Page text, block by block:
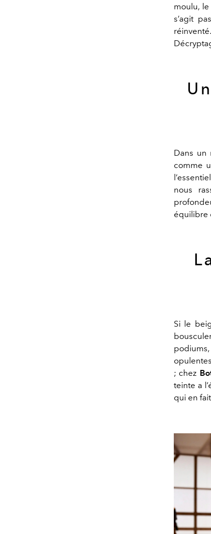
moulu,
s’agit
Dans un
comme
nous
équilibre
Si le
; chez
teinte a l
qui en